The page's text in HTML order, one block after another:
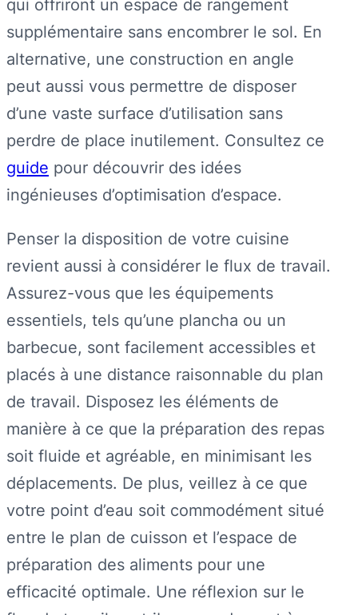
qui offriront un espace de rangement
supplémentaire sans encombrer le sol. En
alternative, une construction en angle
peut aussi vous permettre de disposer
d’une vaste surface d’utilisation sans
perdre de place inutilement. Consultez ce
guide pour découvrir des idées
ingénieuses d’optimisation d’espace.
Penser la disposition de votre cuisine
revient aussi à considérer le flux de travail.
Assurez-vous que les équipements
essentiels, tels qu’une plancha ou un
barbecue, sont facilement accessibles et
placés à une distance raisonnable du plan
de travail. Disposez les éléments de
manière à ce que la préparation des repas
soit fluide et agréable, en minimisant les
déplacements. De plus, veillez à ce que
votre point d’eau soit commodément situé
entre le plan de cuisson et l’espace de
préparation des aliments pour une
efficacité optimale. Une réflexion sur le